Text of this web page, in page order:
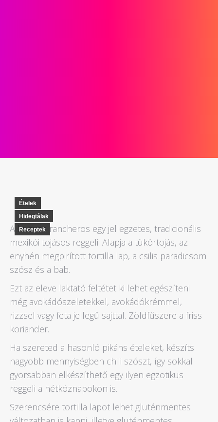
Ételek
Hidegtálak
Receptek
A huevos rancheros egy jellegzetes, tradicionális
mexikói tojásos reggeli. Alapja a tükörtojás, az
enyhén megpirított tortilla lap, a csilis paradicsom
szósz és a bab.
Ezt az eleve laktató feltétet ki lehet egészíteni
még avokádószeletekkel, avokádókrémmel,
rizzsel vagy feta jellegű sajttal. Zöldfűszere a friss
koriander.
Ha szereted a hasonló pikáns ételeket, készíts
nagyobb mennyiségben chili szószt, így sokkal
gyorsabban elkészíthető egy ilyen egzotikus
reggeli a hétköznapokon is.
Szerencsére tortilla lapot lehet gluténmentes